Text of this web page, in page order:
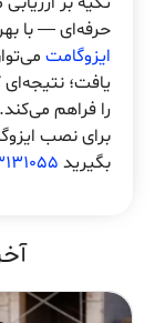
حرفه‌ای — با
ایزوگامت
یافت؛
را فراهم می‌کند.
برای نصب
بگیرید